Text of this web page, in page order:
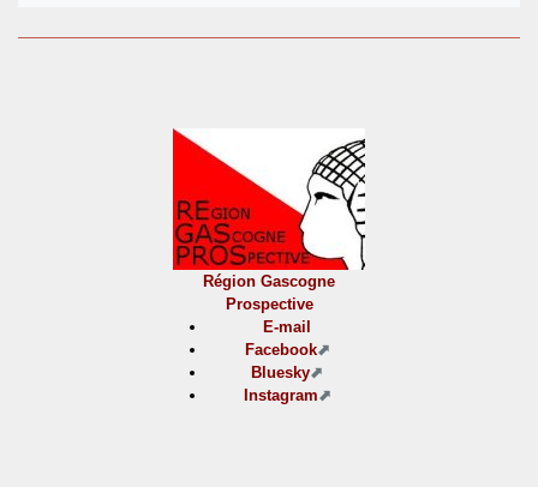
Région Gascogne
Prospective
E-mail
Facebook
Bluesky
Instagram